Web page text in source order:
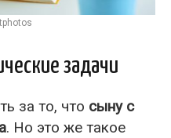
задачи
за то, что сыну с
. Но это же такое